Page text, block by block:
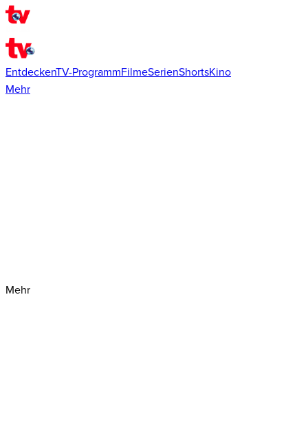
EntdeckenTV-ProgrammFilmeSerienShortsKino
Mehr
Mehr